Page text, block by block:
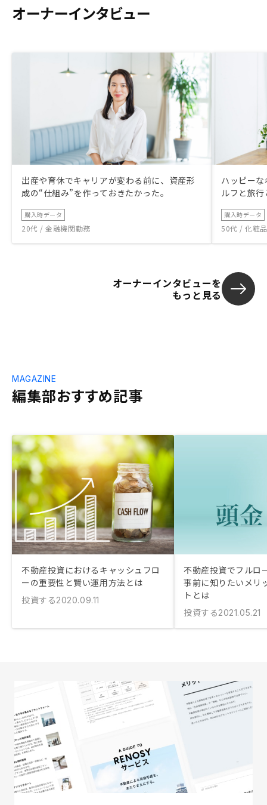
オーナーインタビュー
出産や育休でキャリアが変わる前に、資産形
成の“仕組み”を作っておきたかった。
購入時データ
20代 / 金融機関勤務
ハッピー
ルフと旅
購入時データ
50代 / 化粧
オーナーインタビューを
もっと見る
編集部おすすめ記事
MAGAZINE
不動産投資におけるキャッシュフロ
ーの重要性と賢い運用方法とは
投資する2020.09.11
不動産投資でフルロ
事前に知りたいメリ
トとは
投資する2021.05.21